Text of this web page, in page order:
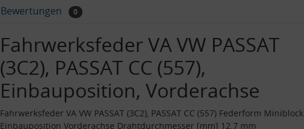
Bewertungen
0
Fahrwerksfeder VA VW PASSAT
(3C2), PASSAT CC (557),
Einbauposition, Vorderachse
Fahrwerksfeder VA VW PASSAT (3C2), PASSAT CC (557) Federform Miniblock
Einbauposition Vorderachse Drahtdurchmesser [mm] 12.7 mm